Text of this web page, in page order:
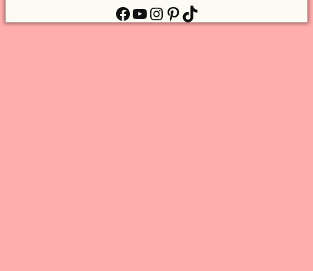
Facebook YouTube Instagram Pinterest TikTok